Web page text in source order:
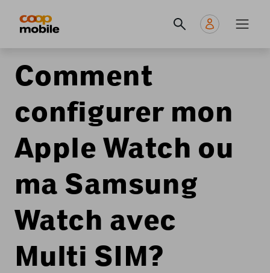
principale
Comment
configurer mon
Apple Watch ou
ma Samsung
Watch avec
Multi SIM?